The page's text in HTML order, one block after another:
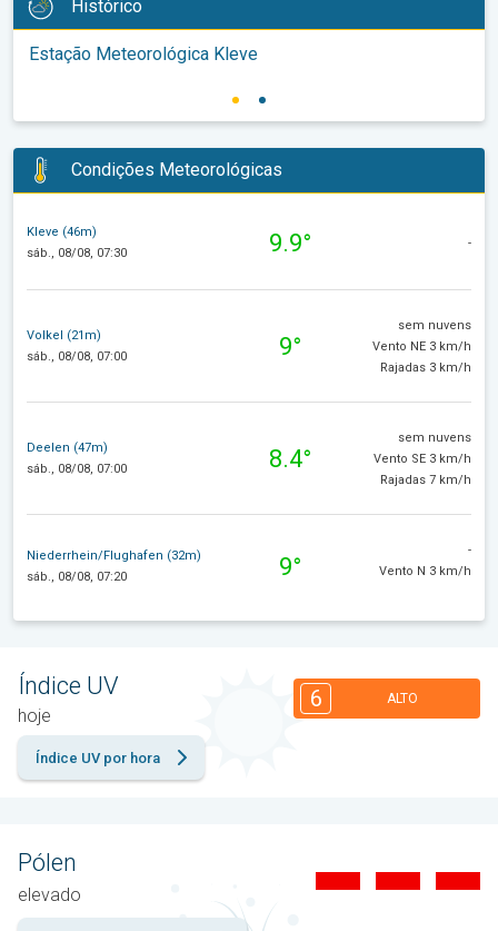
Histórico
Estação Meteorológica Kleve
Condições Meteorológicas
Kleve (46m)
sáb., 08/08, 07:30
9.9° -
Volkel (21m)
sáb., 08/08, 07:00
9°
sem nuvens
Vento NE 3 km/h
Rajadas 3 km/h
Deelen (47m)
sáb., 08/08, 07:00
8.4°
sem nuvens
Vento SE 3 km/h
Rajadas 7 km/h
Niederrhein/Flughafen (32m)
sáb., 08/08, 07:20
9°
-
Vento N 3 km/h
Índice UV
hoje
6 ALTO
Índice UV por hora
Pólen
elevado